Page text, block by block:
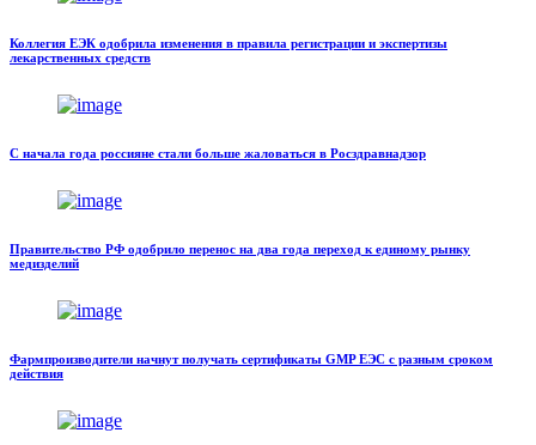
Коллегия ЕЭК одобрила изменения в правила регистрации и экспертизы
лекарственных средств
С начала года россияне стали больше жаловаться в Росздравнадзор
Правительство РФ одобрило перенос на два года переход к единому рынку
медизделий
Фармпроизводители начнут получать сертификаты GMP ЕЭС с разным сроком
действия